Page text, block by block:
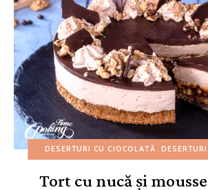
DESERTURI CU CIOCOLATĂ
Tort cu nucă și